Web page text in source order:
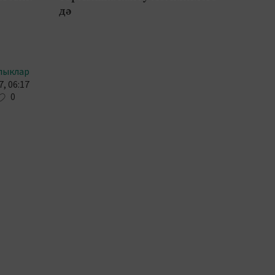
дә
06:17
0